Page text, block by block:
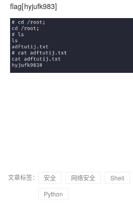
flag[hyjufk983]
文章标签： 安全 网络安全 Shell
Python